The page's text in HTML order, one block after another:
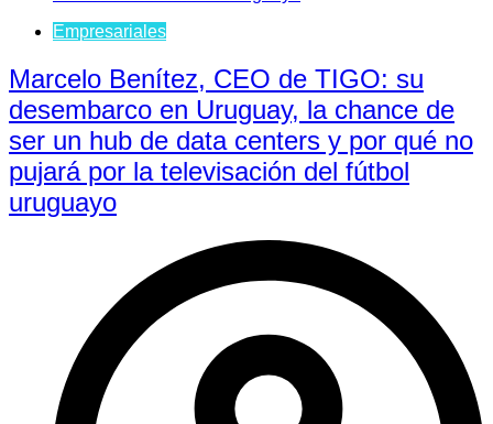
Empresariales
Marcelo Benítez, CEO de TIGO: su
desembarco en Uruguay, la chance de
ser un hub de data centers y por qué no
pujará por la televisación del fútbol
uruguayo